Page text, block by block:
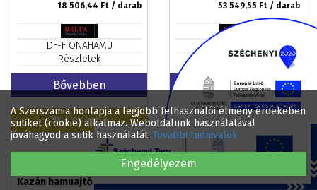
A Szerszámia honlapja a legjobb felhasználói élmény érdekében
sütiket (cookie) alkalmaz. Weboldalunk használatával
jóváhagyod a sütik használatát. További tudnivalók
Engedélyezem
18 506,44 Ft / darab
DF-FIONAHAMU
Részletek
Bővebben
Kosárba
53 549,55 Ft / darab
DF-LANGALLO
Részletek
Bővebben
Kosárba
Kazán hamuajtó nyers Kazán tüzelőajtó nyers